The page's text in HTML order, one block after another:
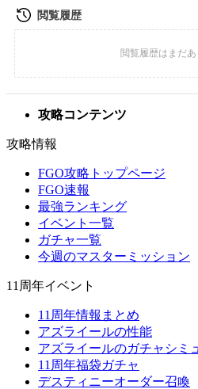
攻略コンテンツ
攻略情報
FGO攻略トップページ
FGO速報
最強ランキング
イベント一覧
ガチャ一覧
今週のマスターミッション
11周年イベント
11周年情報まとめ
アズライールの性能
アズライールのガチャシミュ
11周年福袋ガチャ
デスティニーオーダー召喚